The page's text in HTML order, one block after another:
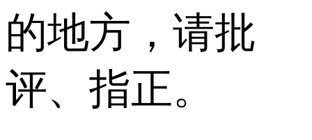
的地方，请批
评、指正。